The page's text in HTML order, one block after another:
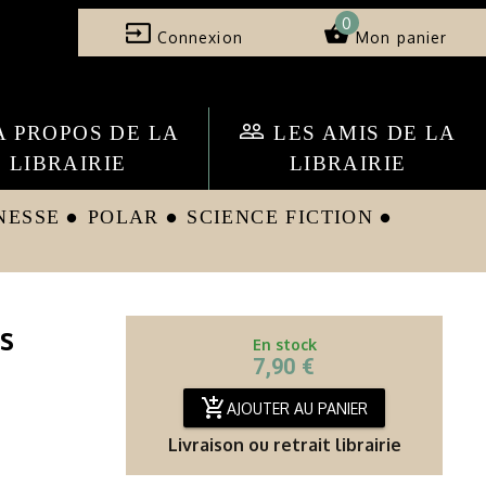
input Connexion shopping_basket
0
Mon panier
PROPOS DE LA
LIBRAIRIE
people_outline LES AMIS DE LA
LIBRAIRIE
circle POLAR circle SCIENCE FICTION circle
En stock
7,90 €
add_shopping_cartAJOUTER AU PANIER
Livraison ou retrait librairie